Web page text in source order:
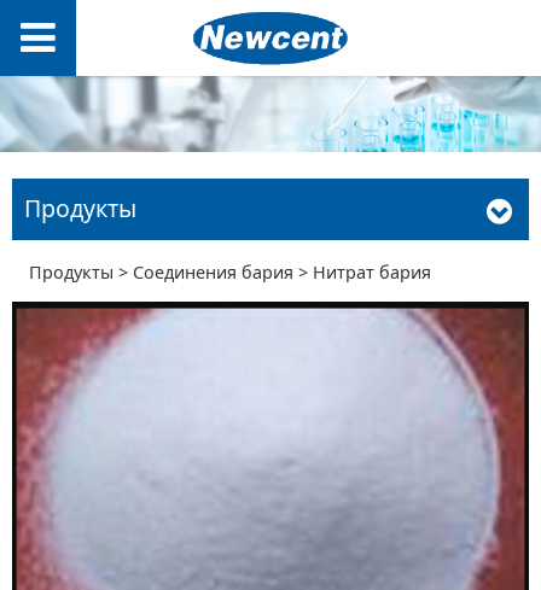
Продукты
Нитрат бария
Продукты > Соединения бария > Нитрат бария